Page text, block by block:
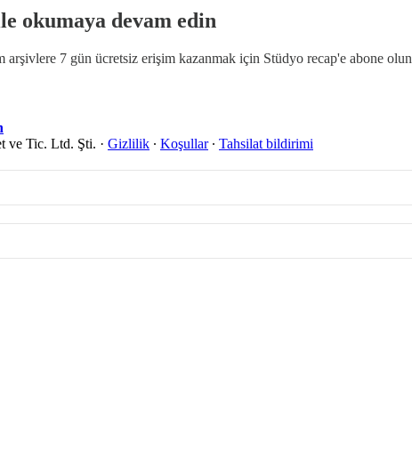
okumaya devam edin
7 gün ücretsiz erişim kazanmak için Stüdyo recap'e abone olun
ve Tic. Ltd. Şti. · Gizlilik ∙ Koşullar∙ Tahsilat bildirimi